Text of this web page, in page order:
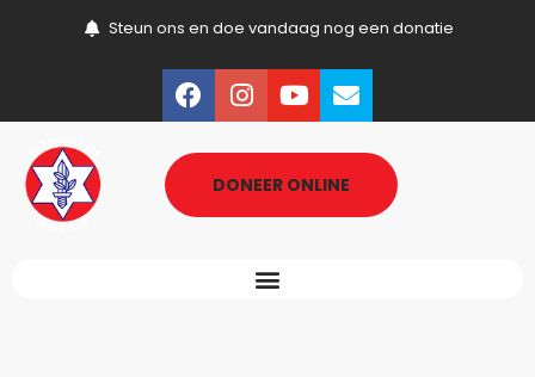
Steun ons en doe vandaag nog een donatie
DONEER ONLINE